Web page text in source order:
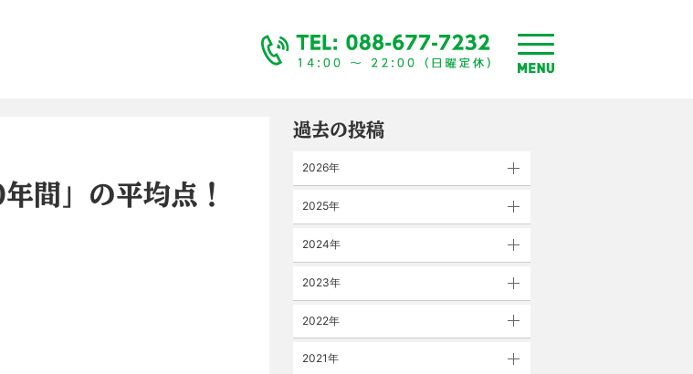
toggle
menu
間」の平均点！
過去の投稿
2026年
2025年
2024年
2023年
2022年
2021年